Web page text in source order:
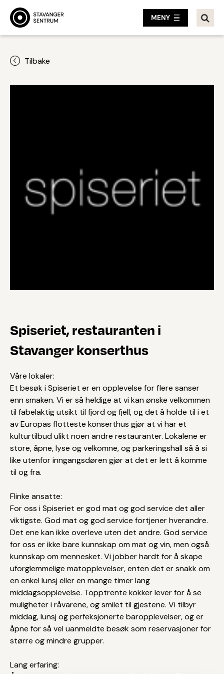
MENY
Tilbake
Spiseriet, restauranten i
Stavanger konserthus
Våre lokaler:
Et besøk i Spiseriet er en opplevelse for flere sanser
enn smaken. Vi er så heldige at vi kan ønske velkommen
til fabelaktig utsikt til fjord og fjell, og det å holde til i et
av Europas flotteste konserthus gjør at vi har et
kulturtilbud ulikt noen andre restauranter. Lokalene er
store, åpne, lyse og velkomne, og parkeringshall så å si
like utenfor inngangsdøren gjør at det er lett å komme
til og fra.
Flinke ansatte:
For oss i Spiseriet er god mat og god service det aller
viktigste. God mat og god service fortjener hverandre.
Det ene kan ikke overleve uten det andre. God service
for oss er ikke bare kunnskap om mat og vin, men også
kunnskap om mennesket. Vi jobber hardt for å skape
uforglemmelige matopplevelser, enten det er snakk om
en enkel lunsj eller en mange timer lang
middagsopplevelse. Topptrente kokker lever for å se
muligheter i råvarene, og smilet til gjestene. Vi tilbyr
middag, lunsj og perfeksjonerte baropplevelser, og er
åpne for så vel uanmeldte besøk som reservasjoner for
større og mindre grupper.
Lang erfaring: